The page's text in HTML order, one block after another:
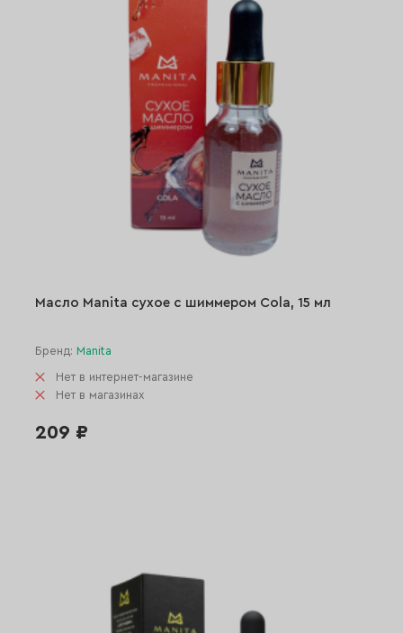
Масло Manita сухое с шиммером Cola, 15 мл
Бренд: Manita
Нет в интернет-магазине
Нет в магазинах
209 ₽